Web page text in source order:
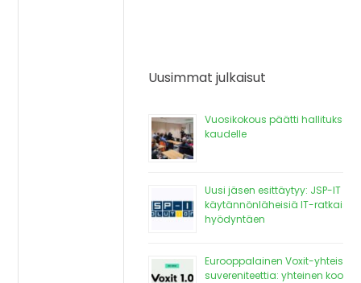
Uusimmat julkaisut
Vuosikokous päätti hallituksen
kaudelle
Uusi jäsen esittäytyy: JSP-IT
käytännönläheisiä IT-
hyödyntäen
Eurooppalainen Voxit-yhteisö
suvereniteettia: yhteinen